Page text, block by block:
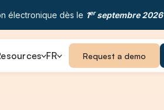
électronique dès le 1erseptembre 2026
FR Request a demo